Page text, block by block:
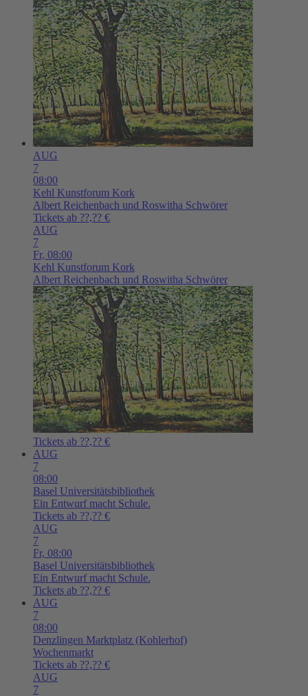
AUG
7
08:00
Kehl Kunstforum Kork
Albert Reichenbach und Roswitha Schwörer
Tickets ab ??,?? €
AUG
7
Fr, 08:00
Kehl Kunstforum Kork
Albert Reichenbach und Roswitha Schwörer
Tickets ab ??,?? €
AUG
7
08:00
Basel Universitätsbibliothek
Ein Entwurf macht Schule.
Tickets ab ??,?? €
AUG
7
Fr, 08:00
Basel Universitätsbibliothek
Ein Entwurf macht Schule.
Tickets ab ??,?? €
AUG
7
08:00
Denzlingen Marktplatz (Kohlerhof)
Wochenmarkt
Tickets ab ??,?? €
AUG
7